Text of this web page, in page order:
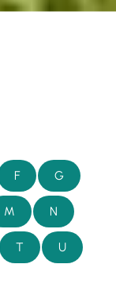
F G
M N
T U